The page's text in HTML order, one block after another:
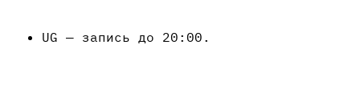
UG — запись до 20:00.